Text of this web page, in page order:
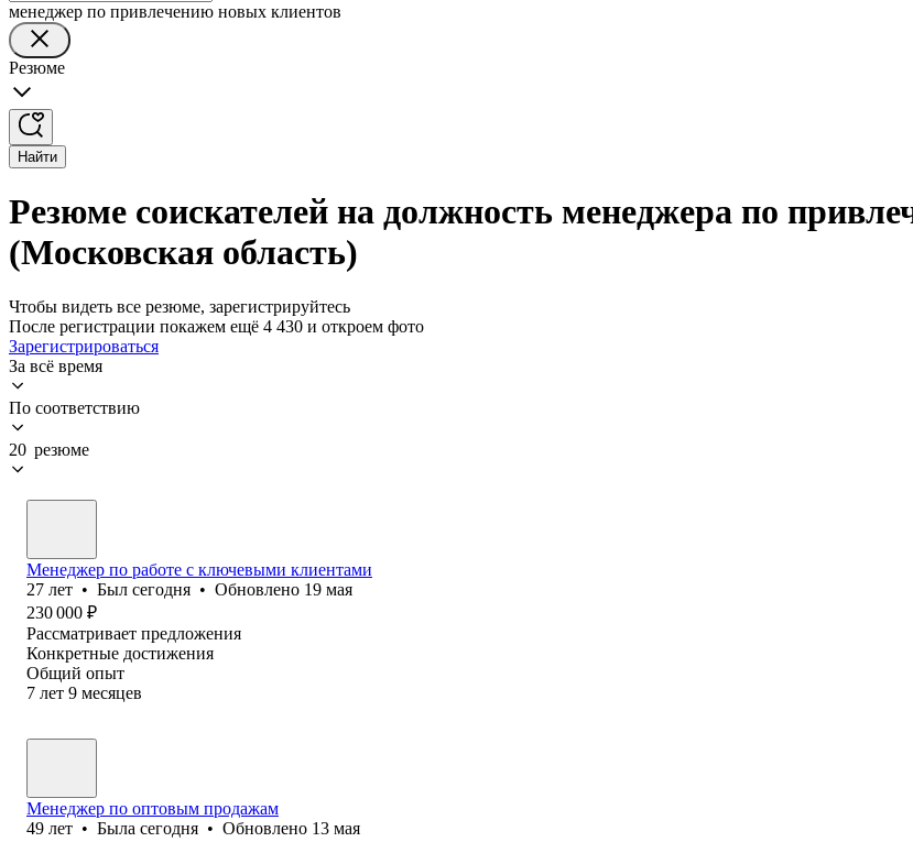
менеджер по привлечению новых клиентов
Резюме
Найти
Резюме соискателей на должность менеджера по
(Московская область)
Чтобы видеть все резюме, зарегистрируйтесь
После регистрации покажем ещё 4 430 и откроем фото
Зарегистрироваться
За всё время
По соответствию
20 резюме
Менеджер по работе с ключевыми клиентами
27 лет • Был сегодня • Обновлено 19 мая
230 000 ₽
Рассматривает предложения
Конкретные достижения
Общий опыт
7 лет 9 месяцев
Менеджер по оптовым продажам
49 лет • Была сегодня • Обновлено 13 мая